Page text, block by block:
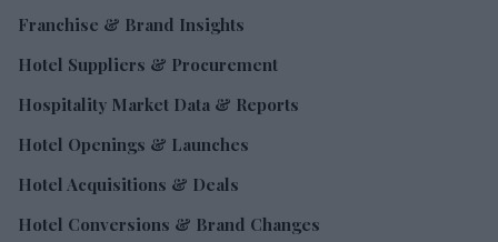
Franchise & Brand Insights
Hotel Suppliers & Procurement
Hospitality Market Data & Reports
Hotel Openings & Launches
Hotel Acquisitions & Deals
Hotel Conversions & Brand Changes